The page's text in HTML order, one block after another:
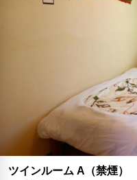
ツインルーム A（禁煙）